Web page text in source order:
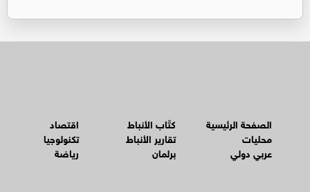
الصفحة الرئيسية
محليات
عربي دولي
كتّاب الأنباط
تقارير الأنباط
برلمان
اقتصاد
تكنولوجيا
رياضة